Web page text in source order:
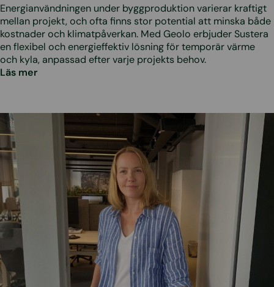
Energianvändningen under byggproduktion varierar kraftigt
mellan projekt, och ofta finns stor potential att minska både
kostnader och klimatpåverkan. Med Geolo erbjuder Sustera
en flexibel och energieffektiv lösning för temporär värme
och kyla, anpassad efter varje projekts behov.
Läs mer